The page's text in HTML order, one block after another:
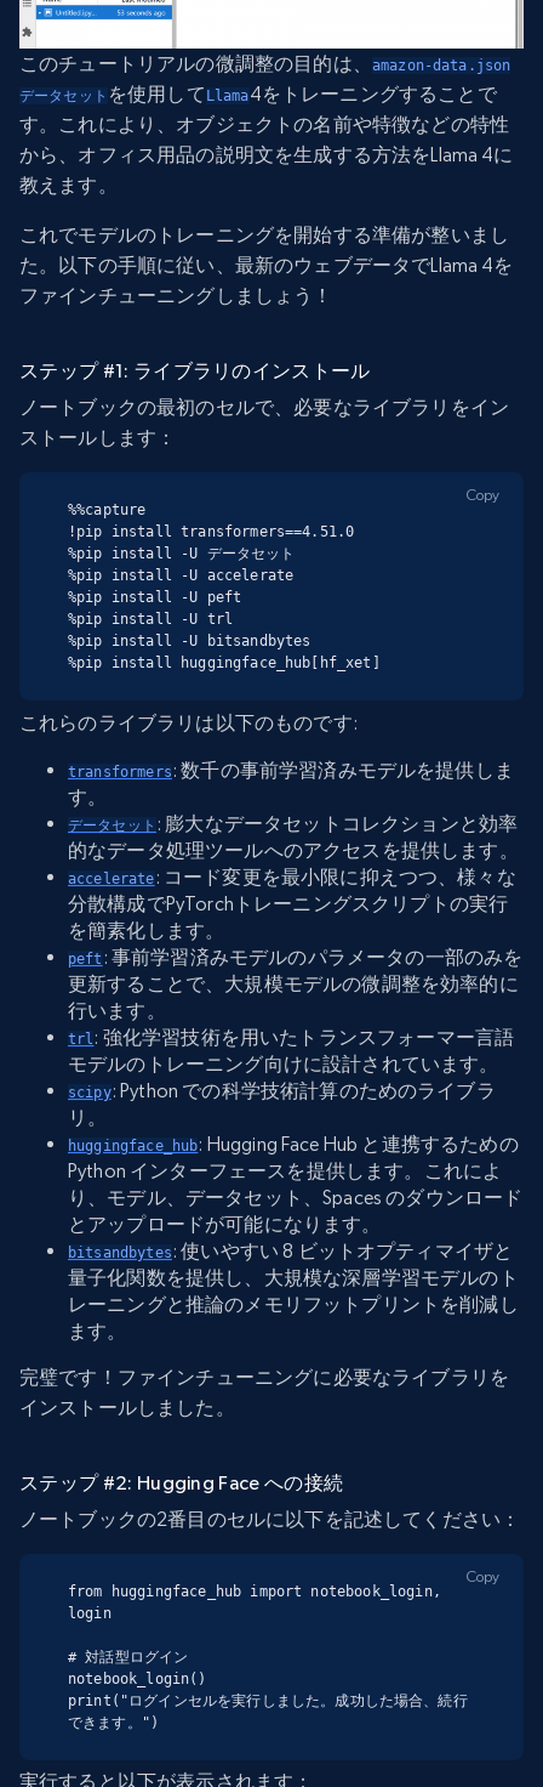
このチュートリアルの微調整の目的は、
amazon-data.json
データセット を使用して Llama4をトレーニングすることで
す。これにより、オブジェクトの名前や特徴などの特性
から、オフィス用品の説明文を生成する方法をLlama 4に
教えます。
これでモデルのトレーニングを開始する準備が整いまし
た。以下の手順に従い、最新のウェブデータでLlama 4を
ファインチューニングしましょう！
ステップ #1: ライブラリのインストール
ノートブックの最初のセルで、必要なライブラリをイン
ストールします：
%%capture
!pip install transformers==4.51.0
%pip install -U データセット
%pip install -U accelerate
%pip install -U peft
%pip install -U trl
%pip install -U bitsandbytes
%pip install huggingface_hub[hf_xet]
Copy
これらのライブラリは以下のものです:
transformers : 数千の事前学習済みモデルを提供しま
す。
データセット : 膨大なデータセットコレクションと効率
的なデータ処理ツールへのアクセスを提供します。
accelerate : コード変更を最小限に抑えつつ、様々な
分散構成でPyTorchトレーニングスクリプトの実行
を簡素化します。
peft : 事前学習済みモデルのパラメータの一部のみを
更新することで、大規模モデルの微調整を効率的に
行います。
trl : 強化学習技術を用いたトランスフォーマー言語
モデルのトレーニング向けに設計されています。
scipy: Python での科学技術計算のためのライブラ
リ。
huggingface_hub: Hugging Face Hub と連携するための
Python インターフェースを提供します。これによ
り、モデル、データセット、Spaces のダウンロード
とアップロードが可能になります。
bitsandbytes : 使いやすい 8 ビットオプティマイザと
量子化関数を提供し、大規模な深層学習モデルのト
レーニングと推論のメモリフットプリントを削減し
ます。
完璧です！ファインチューニングに必要なライブラリを
インストールしました。
ステップ #2: Hugging Face への接続
ノートブックの2番目のセルに以下を記述してください：
from huggingface_hub import notebook_login,
login
# 対話型ログイン
notebook_login()
print("ログインセルを実行しました。成功した場合、続行
できます。")
Copy
実行すると以下が表示されます：